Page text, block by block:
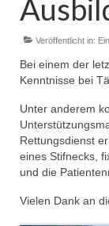
Infos
Veröffentlicht in:
Bei einem der
Kenntnisse bei
Unter anderem
Rettungsdienst
eines Stifnecks,
und die
Vielen Dank an